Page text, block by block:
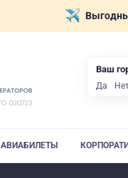
АВИАБИЛЕТЫ
Ваш
Да